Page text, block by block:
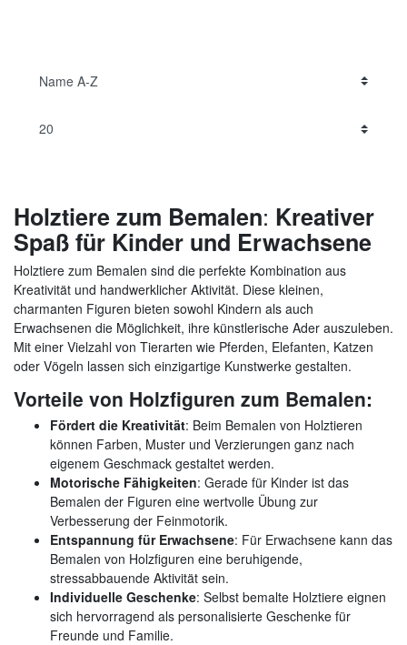
Holztiere zum Bemalen: Kreativer
Spaß für Kinder und Erwachsene
Holztiere zum Bemalen sind die perfekte Kombination aus
Kreativität und handwerklicher Aktivität. Diese kleinen,
charmanten Figuren bieten sowohl Kindern als auch
Erwachsenen die Möglichkeit, ihre künstlerische Ader auszuleben.
Mit einer Vielzahl von Tierarten wie Pferden, Elefanten, Katzen
oder Vögeln lassen sich einzigartige Kunstwerke gestalten.
Vorteile von Holzfiguren zum Bemalen:
Fördert die Kreativität: Beim Bemalen von Holztieren
können Farben, Muster und Verzierungen ganz nach
eigenem Geschmack gestaltet werden.
Motorische Fähigkeiten: Gerade für Kinder ist das
Bemalen der Figuren eine wertvolle Übung zur
Verbesserung der Feinmotorik.
Entspannung für Erwachsene: Für Erwachsene kann das
Bemalen von Holzfiguren eine beruhigende,
stressabbauende Aktivität sein.
Individuelle Geschenke: Selbst bemalte Holztiere eignen
sich hervorragend als personalisierte Geschenke für
Freunde und Familie.